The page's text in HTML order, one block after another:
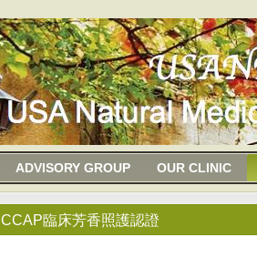
ADVISORY GROUP OUR CLINIC
CCAP臨床芳香照護認證